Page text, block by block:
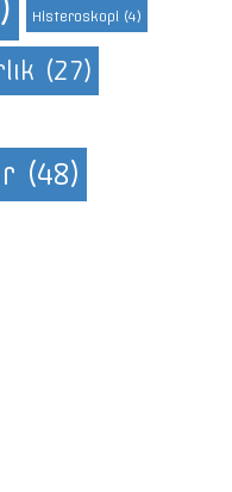
Histeroskopi (4)
(27)
(48)